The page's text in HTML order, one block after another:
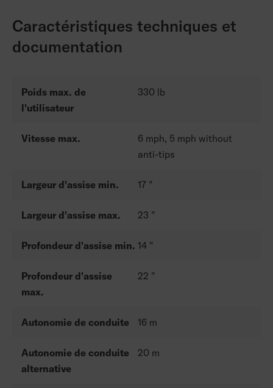
Caractéristiques techniques et
documentation
Poids max. de
l'utilisateur
330 lb
Vitesse max.
6 mph, 5 mph without
anti-tips
Largeur d'assise min. 17 "
Largeur d'assise max. 23 "
Profondeur d'assise min. 14 "
Profondeur d'assise
max.
22 "
Autonomie de conduite 16 m
Autonomie de conduite
alternative
20 m